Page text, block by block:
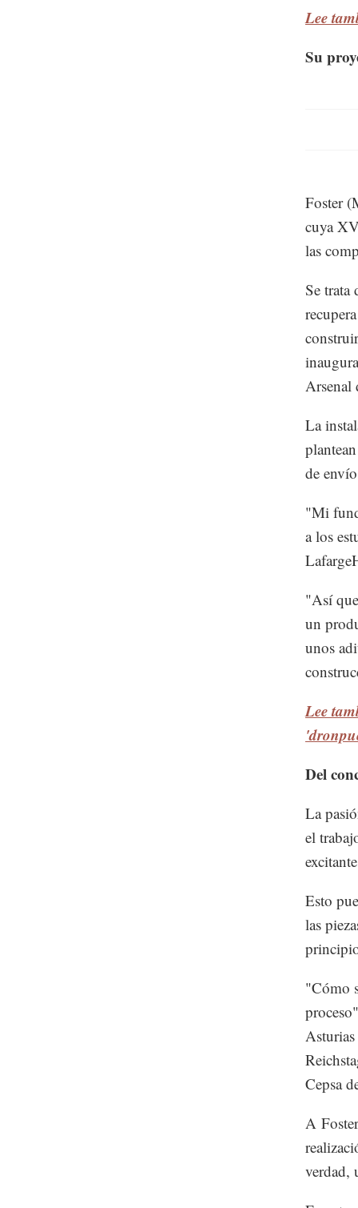
Lee
Su
Foster
cuya
las
Se trata
Arsenal
La
de
"Mi
a los
"Así
un
unos
Lee
Del
La
el
Esto
las
"Cómo
Cepsa
A
verdad,